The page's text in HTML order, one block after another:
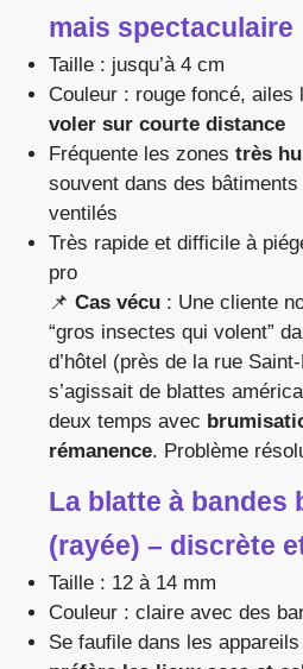
mais spectaculaire
Taille : jusqu’à 4 cm
Couleur : rouge foncé, ailes
voler sur courte distance
Fréquente les zones très
souvent dans des
ventilés
Très rapide et difficile à
pro
📌 Cas vécu : Une cliente
“gros insectes qui volent”
d’hôtel (près de la rue
s’agissait de blattes
deux temps avec
rémanence. Problème
La blatte à bandes
(rayée) – discrète
Taille : 12 à 14 mm
Couleur : claire avec des
Se faufile dans les